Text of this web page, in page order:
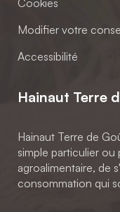
Cookies
Modifier votre
Accessibilité
Hainaut Terre
Hainaut Terre de
simple particulier
agroalimentaire, de
consommation qui